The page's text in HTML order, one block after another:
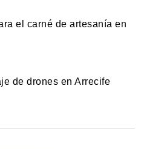
el carné de artesanía en
de drones en Arrecife